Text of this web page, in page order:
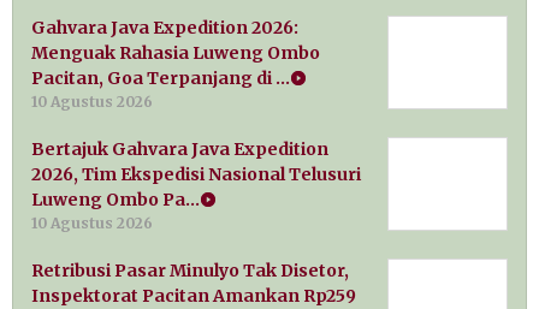
Gahvara Java Expedition 2026:
Menguak Rahasia Luweng Ombo
Pacitan, Goa Terpanjang di …
10 Agustus 2026
Bertajuk Gahvara Java Expedition
2026, Tim Ekspedisi Nasional Telusuri
Luweng Ombo Pa…
10 Agustus 2026
Retribusi Pasar Minulyo Tak Disetor,
Inspektorat Pacitan Amankan Rp259